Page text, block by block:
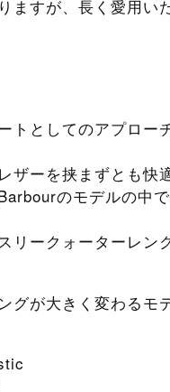
ますが、長く愛用い
トとしてのアプロ
ザーを挟まずとも
のモデルの中
リークォーターレン
グが大きく変わるモ